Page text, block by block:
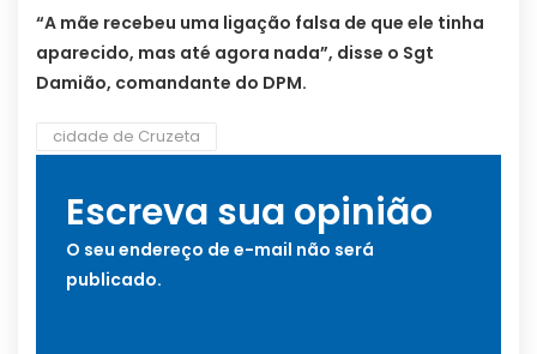
“A mãe recebeu uma ligação falsa de que ele tinha
aparecido, mas até agora nada”, disse o Sgt
Damião, comandante do DPM.
cidade de Cruzeta
Escreva sua opinião
O seu endereço de e-mail não será
publicado.